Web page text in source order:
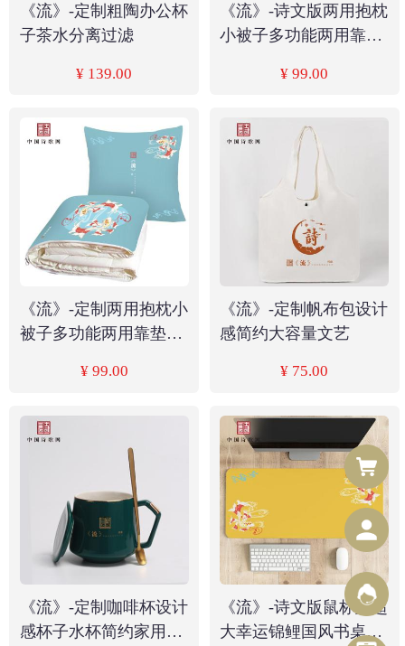
《流》-定制粗陶办公杯
子茶水分离过滤
¥ 139.00
《流》-诗文版两用抱枕
小被子多功能两用靠垫
¥ 99.00
《流》-定制两用抱枕小
被子多功能两用靠垫午
¥ 99.00
《流》-定制帆布包设计
感简约大容量文艺
¥ 75.00
《流》-定制咖啡杯设计
感杯子水杯简约家用马
《流》-诗文版鼠标垫超
大幸运锦鲤国风书桌垫